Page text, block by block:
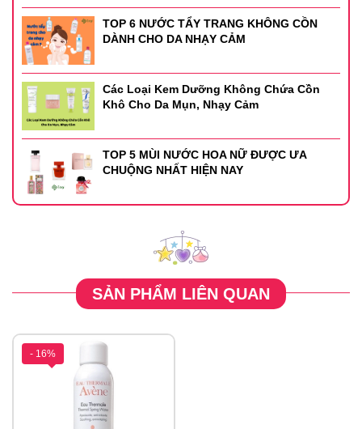
TOP 6 NƯỚC TẨY TRANG KHÔNG CỒN
DÀNH CHO DA NHẠY CẢM
Các Loại Kem Dưỡng Không Chứa Cồn
Khô Cho Da Mụn, Nhạy Cảm
TOP 5 MÙI NƯỚC HOA NỮ ĐƯỢC ƯA
CHUỘNG NHẤT HIỆN NAY
SẢN PHẨM LIÊN QUAN
- 16%